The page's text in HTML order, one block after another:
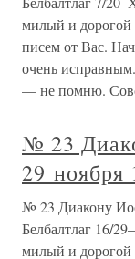
милый и дорогой
писем от Вас.
очень
— не помню.
№ 23
29 ноября
№ 23 Диакону
Белбалтлаг 16/
милый и